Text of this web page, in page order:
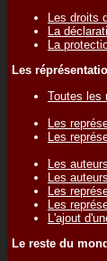
Les droits
La
La
Les
Toutes les
Les
Les
Les
Les
Les
Les
L'ajout
Le reste du